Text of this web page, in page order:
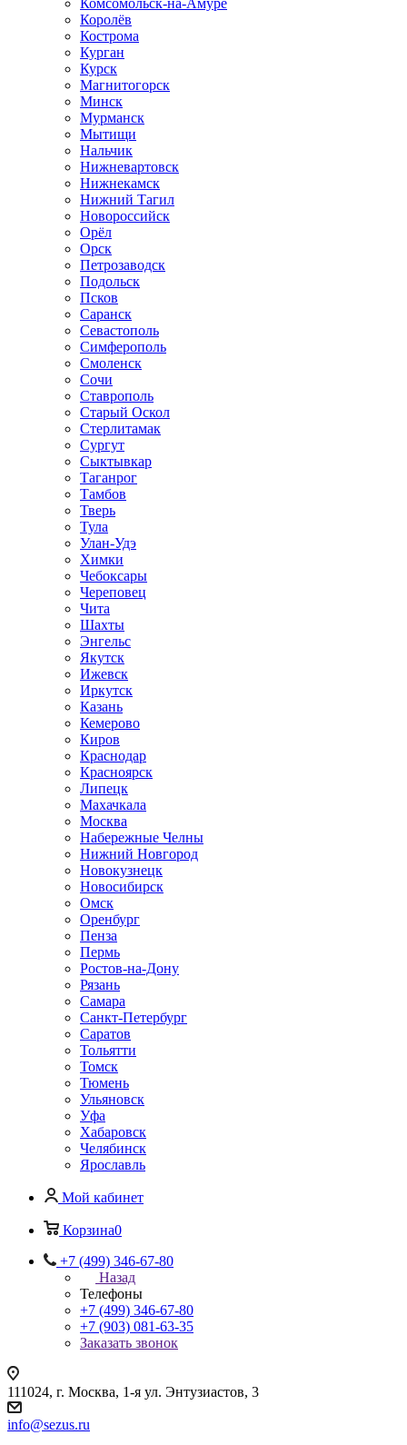
Комсомольск-на-Амуре
Королёв
Кострома
Курган
Курск
Магнитогорск
Минск
Мурманск
Мытищи
Нальчик
Нижневартовск
Нижнекамск
Нижний Тагил
Новороссийск
Орёл
Орск
Петрозаводск
Подольск
Псков
Саранск
Севастополь
Симферополь
Смоленск
Сочи
Ставрополь
Старый Оскол
Стерлитамак
Сургут
Сыктывкар
Таганрог
Тамбов
Тверь
Тула
Улан-Удэ
Химки
Чебоксары
Череповец
Чита
Шахты
Энгельс
Якутск
Ижевск
Иркутск
Казань
Кемерово
Киров
Краснодар
Красноярск
Липецк
Махачкала
Москва
Набережные Челны
Нижний Новгород
Новокузнецк
Новосибирск
Омск
Оренбург
Пенза
Пермь
Ростов-на-Дону
Рязань
Самара
Санкт-Петербург
Саратов
Тольятти
Томск
Тюмень
Ульяновск
Уфа
Хабаровск
Челябинск
Ярославль
Мой кабинет
Корзина0
+7 (499) 346-67-80
Назад
Телефоны
+7 (499) 346-67-80
+7 (903) 081-63-35
Заказать звонок
111024, г. Москва, 1-я ул. Энтузиастов, 3
info@sezus.ru